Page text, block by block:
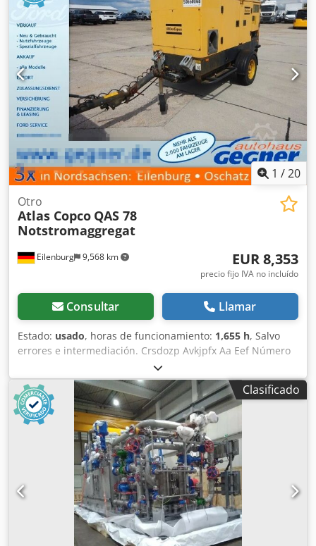
1 /20
Eilenburg 9,568 km
Otro
Atlas Copco QAS 78
Notstromaggregat
EUR 8,353
precio fijo IVA no incluído
Consultar Llamar
Estado: usado, horas de funcionamiento: 1,655 h, Salvo
errores e intermediación. Crsdozp Avkjpfx Aa Eef Número
interno: 1433. Motor PERKINS. El vehículo no ha sido
reacondicionado. Posibilidad de entrega en todo el país
con un coste adicional. Salvo errores e intermediación. Con
gusto aceptaremos su vehículo como parte del pago.
Posibilidad de financiación/leasing, incluso sin entrada.
¿Tiene alguna pregunta? ¡Estaremos encantados de
Clasificado